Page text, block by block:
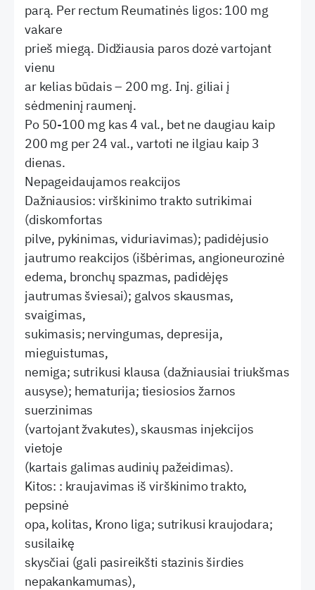
parą. Per rectum Reumatinės ligos: 100 mg
vakare
prieš miegą. Didžiausia paros dozė vartojant
vienu
ar kelias būdais – 200 mg. Inj. giliai į
sėdmeninį raumenį.
Po 50-100 mg kas 4 val., bet ne daugiau kaip
200 mg per 24 val., vartoti ne ilgiau kaip 3
dienas.
Nepageidaujamos reakcijos
Dažniausios: virškinimo trakto sutrikimai
(diskomfortas
pilve, pykinimas, viduriavimas); padidėjusio
jautrumo reakcijos (išbėrimas, angioneurozinė
edema, bronchų spazmas, padidėjęs
jautrumas šviesai); galvos skausmas,
svaigimas,
sukimasis; nervingumas, depresija,
mieguistumas,
nemiga; sutrikusi klausa (dažniausiai triukšmas
ausyse); hematurija; tiesiosios žarnos
suerzinimas
(vartojant žvakutes), skausmas injekcijos
vietoje
(kartais galimas audinių pažeidimas).
Kitos: : kraujavimas iš virškinimo trakto,
pepsinė
opa, kolitas, Krono liga; sutrikusi kraujodara;
susilaikę
skysčiai (gali pasireikšti stazinis širdies
nepakankamumas),